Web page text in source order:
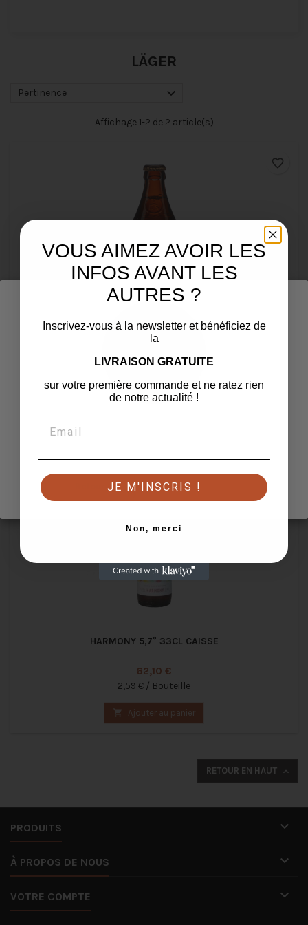
LÄGER
Pertinence 
Affichage 1-2 de 2 article(s)
CHIMAY DOREE 4,8° 33CL CAISSE
Prix
62,10 €
2,59 € / Bouteille
favorite_border
HARMONY 5,7° 33CL CAISSE
Prix
62,10 €
2,59 € / Bouteille
 Ajouter au panier
RETOUR EN HAUT 
PRODUITS 
À PROPOS DE NOUS 
VOTRE COMPTE 
J'ai au moins 18 ans
VOUS AIMEZ AVOIR LES
INFOS AVANT LES
AUTRES ?
Inscrivez-vous à la newsletter et bénéficiez de
la
LIVRAISON GRATUITE
sur votre première commande et ne ratez rien
de notre actualité !
JE M'INSCRIS !
Non, merci